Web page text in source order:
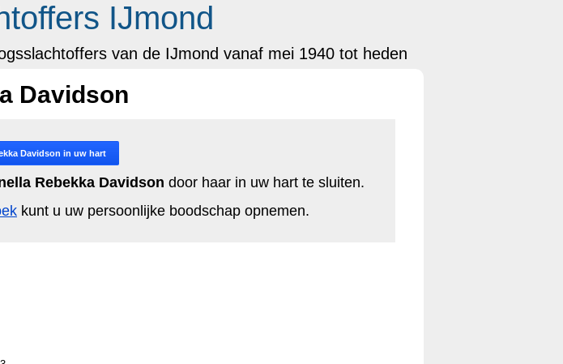
IJmond
van de IJmond vanaf mei 1940 tot heden
Davidson
Davidson in uw hart
Rebekka Davidson door haar in uw hart te sluiten.
kunt u uw persoonlijke boodschap opnemen.